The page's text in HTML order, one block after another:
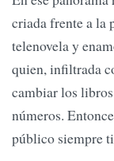
criada frente a la
telenovela y
quien, infiltrada
cambiar los
números.
público siempre